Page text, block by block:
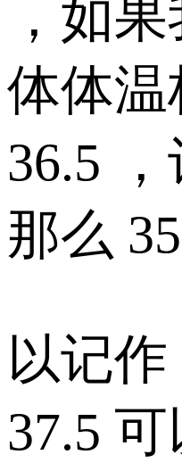
，如
体体温
36.5 ，
那么
以记作
37.5